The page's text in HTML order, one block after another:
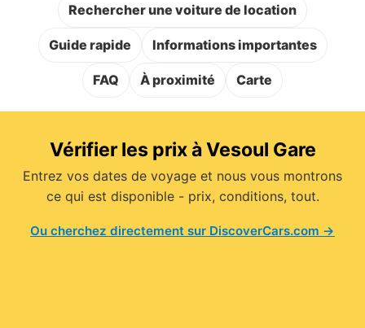
Rechercher une voiture de location
Guide rapide Informations importantes
FAQ À proximité Carte
Vérifier les prix à Vesoul Gare
Entrez vos dates de voyage et nous vous montrons
ce qui est disponible - prix, conditions, tout.
Ou cherchez directement sur DiscoverCars.com →